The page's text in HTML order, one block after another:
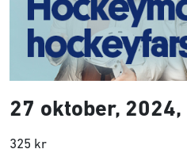
27 oktober, 2024,
325 kr